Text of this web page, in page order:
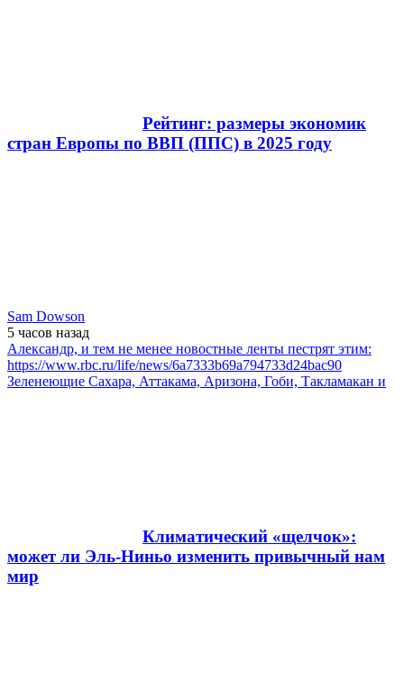
Рейтинг: размеры экономик
стран Европы по ВВП (ППС) в 2025 году
Sam Dowson
5 часов назад
Александр, и тем не менее новостные ленты пестрят этим:
https://www.rbc.ru/life/news/6a7333b69a794733d24bac90
Зеленеющие Сахара, Аттакама, Аризона, Гоби, Такламакан и
Климатический «щелчок»:
может ли Эль-Ниньо изменить привычный нам
мир